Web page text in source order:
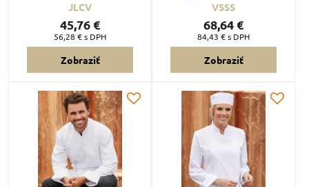
JLCV
45,76 €
56,28 €s DPH
Zobraziť
VSSS
68,64 €
84,43 €s DPH
Zobraziť